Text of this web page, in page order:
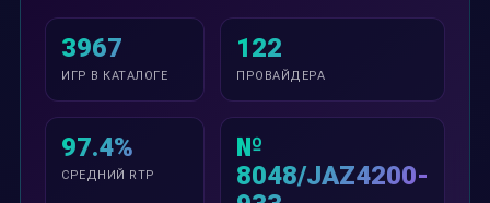
3967
ИГР В КАТАЛОГЕ
122
ПРОВАЙДЕРА
97.4%
СРЕДНИЙ RTP
№
8048/JAZ4200-